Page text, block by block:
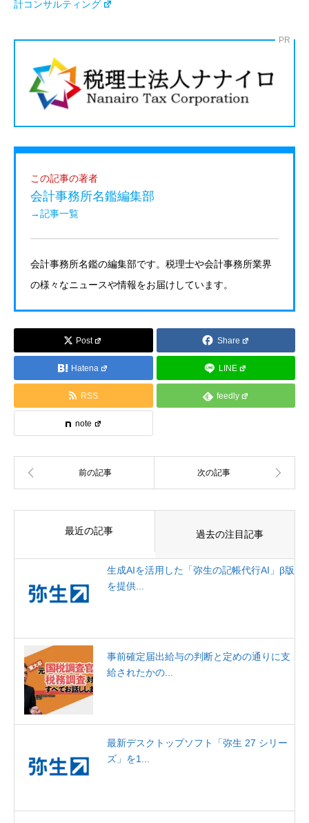
計コンサルティング
PR
この記事の著者
会計事務所名鑑編集部
→記事一覧
会計事務所名鑑の編集部です。税理士や会計事務所業界
の様々なニュースや情報をお届けしています。
Post Share
Hatena LINE
RSS feedly
note
最近の記事 過去の注目記事
生成AIを活用した「弥生の記帳代行AI」β版
を提供...
事前確定届出給与の判断と定めの通りに支
給されたかの...
最新デスクトップソフト「弥生 27 シリー
ズ」を1...